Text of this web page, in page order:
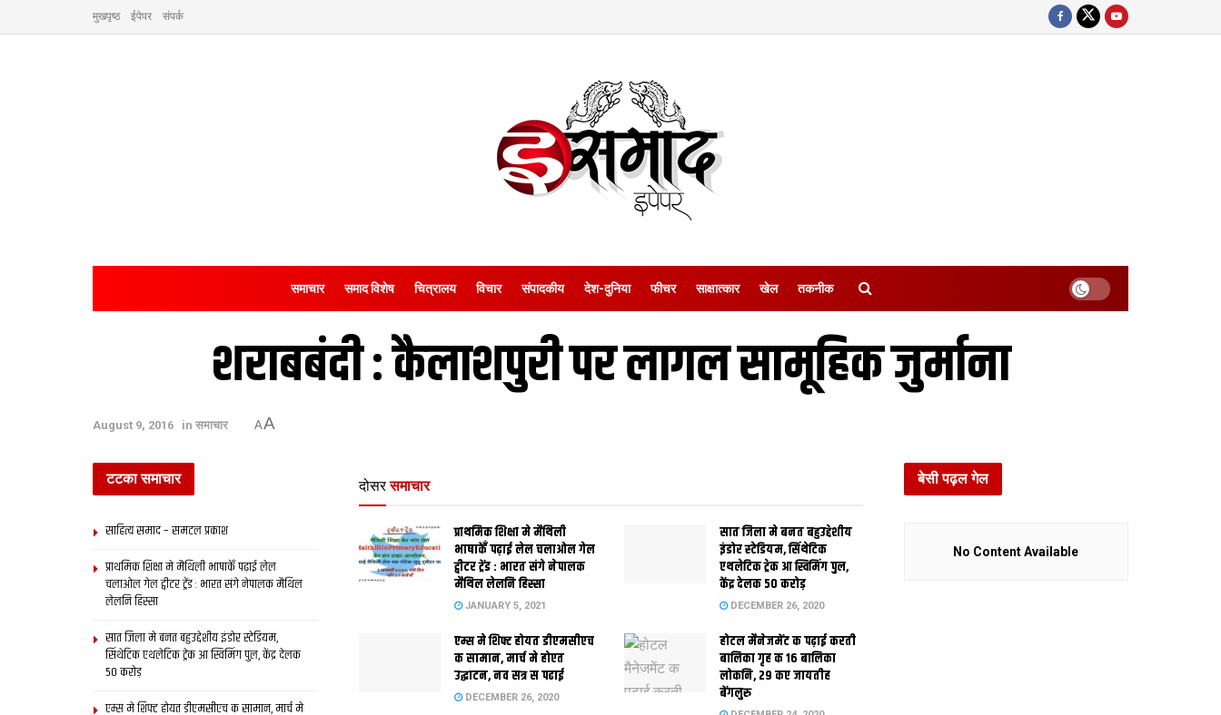
मुखपृष्ठ ईपेपर संपर्क
समाचार समाद विशेष चित्रालय विचार संपादकीय देश-दुनिया फीचर साक्षात्‍कार खेल तकनीक
शराबबंदी : कैलाशपुरी पर लागल सामूहिक जुर्माना
August 9, 2016 in समाचार AA
दोसर समाचार
प्राथमिक शि‍क्षा मे मैथि‍ली
भाषाकेँ पढ़ाई लेल चलाओल गेल
ट्वीटर ट्रेंड : भारत संगे नेपालक
मैथिल लेलनि हिस्सा
JANUARY 5, 2021
सात जिला मे बनत बहुउद्देशीय
इंडोर स्‍टेडि‍यम, सिंथेटिक
एथलेटिक ट्रेक आ स्विमिंग पुल,
केंद्र देलक 50 करोड़
DECEMBER 26, 2020
एम्स मे शिफ्ट होयत डीएमसीएच
क सामान, मार्च मे होएत
उद्घाटन, नव सत्र स पढाई
DECEMBER 26, 2020
होटल मैनेजमेंट क पढ़ाई करती
बालिका गृह क 16 बालिका
लोकनि, 29 कए जायतीह
बेंगलुरु
टटका समाचार
साहित्य समाद – समटल प्रकाश
प्राथमिक शि‍क्षा मे मैथि‍ली भाषाकेँ पढ़ाई लेल
चलाओल गेल ट्वीटर ट्रेंड : भारत संगे नेपालक मैथिल
लेलनि हिस्सा
सात जिला मे बनत बहुउद्देशीय इंडोर स्‍टेडि‍यम,
सिंथेटिक एथलेटिक ट्रेक आ स्विमिंग पुल, केंद्र देलक
50 करोड़
एम्स मे शिफ्ट होयत डीएमसीएच क सामान, मार्च मे
बेसी पढ़ल गेल
No Content Available